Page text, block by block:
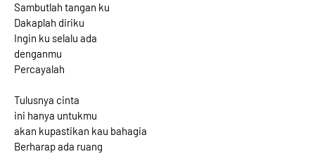
Sambutlah tangan ku
Dakaplah diriku
Ingin ku selalu ada
denganmu
Percayalah
Tulusnya cinta
ini hanya untukmu
akan kupastikan kau bahagia
Berharap ada ruang